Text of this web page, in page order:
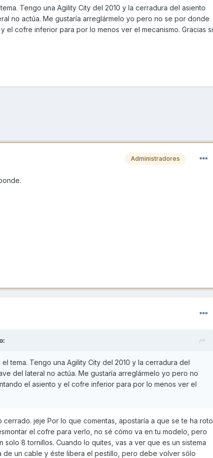
Tengo una Agility City del 2010 y la cerradura del asiento
no actúa. Me gustaría arreglármelo yo pero no se por donde
el cofre inferior para por lo menos ver el mecanismo. Gracias si
Administradores
tema. Tengo una Agility City del 2010 y la cerradura del
del lateral no actúa. Me gustaría arreglármelo yo pero no
el asiento y el cofre inferior para por lo menos ver el
jeje Por lo que comentas, apostaría a que se te ha roto
el cofre para verlo, no sé cómo va en tu modelo, pero
8 tornillos. Cuando lo quites, vas a ver que es un sistema
de un cable y éste libera el pestillo, pero debe volver sólo